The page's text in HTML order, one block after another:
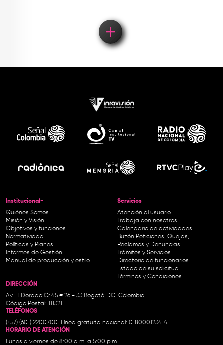
Institucional-
Quiénes Somos
Misión y Visión
Objetivos y funciones
Normatividad
Políticas y Planes
Informes de Gestión
Manual de producción y estilo
Servicios
Atención al usuario
Trabaja con nosotros
Calendario de actividades
Buzón Peticiones, Quejas,
Reclamos y Denuncias
Trámites y Servicios
Directorio de funcionarios
Estado de su solicitud
Términos y Condiciones
DIRECCIÓN
Av. El Dorado Cr.45 # 26 - 33 Bogotá D.C. Colombia.
Código Postal: 111321
TELÉFONOS
(+57) (601) 2200700. Línea gratuita nacional: 018000123414
HORARIO DE ATENCIÓN
Lunes a viernes de 8:00 a.m. a 5:00 p.m.